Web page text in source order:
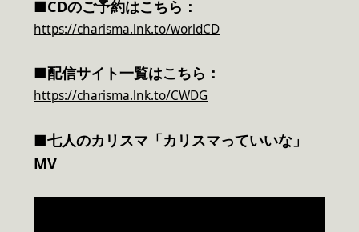
■CDのご予約はこちら：
https://charisma.lnk.to/worldCD
■配信サイト一覧はこちら：
https://charisma.lnk.to/CWDG
■七人のカリスマ「カリスマっていいな」
MV